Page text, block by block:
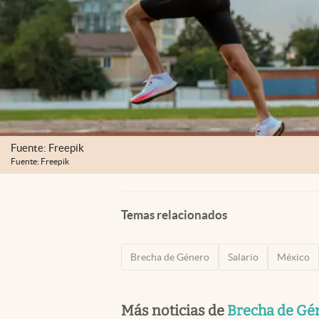
Fuente: Freepik
Fuente: Freepik
Temas relacionados
Brecha de Género Salario México
Más noticias de Brecha de